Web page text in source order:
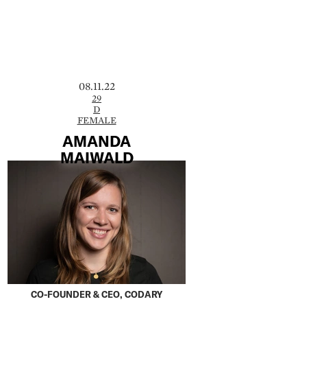
08.11.22
29
D
FEMALE
AMANDA
MAIWALD
CO-FOUNDER & CEO, CODARY